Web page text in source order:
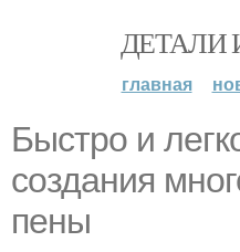
ДЕТАЛИ
главная
Быстро и
создания
пены